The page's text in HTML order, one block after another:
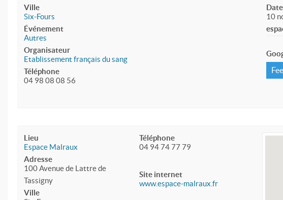
Ville
Six-Fours
Événement
Autres
Organisateur
Etablissement français du sang
Téléphone
04 98 08 08 56
10
Lieu
Espace Malraux
Adresse
100 Avenue de Lattre de
Tassigny
Ville
Téléphone
04 94 74 77 79
Site internet
www.espace-malraux.fr